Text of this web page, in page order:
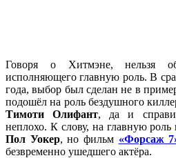
Говоря о Хитмэне, нельзя
исполняющего главную роль. В
года, выбор был сделан не в
подошёл на роль бездушного
Тимоти Олифант, да и
неплохо. К слову, на главную
Пол Уокер, но фильм «Форсаж
безвременно ушедшего актёра.